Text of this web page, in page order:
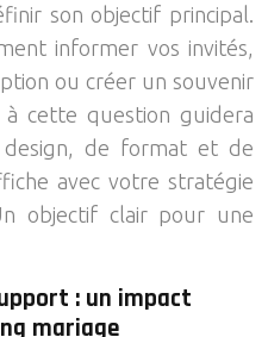
son objectif principal.
informer vos invités,
ou créer un souvenir
cette question guidera
de format et de
avec votre stratégie
objectif clair pour une
: un impact
mariage